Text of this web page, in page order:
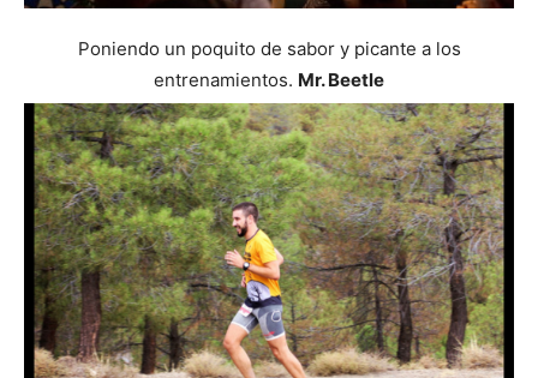
Poniendo un poquito de sabor y picante a los
entrenamientos. Mr. Beetle